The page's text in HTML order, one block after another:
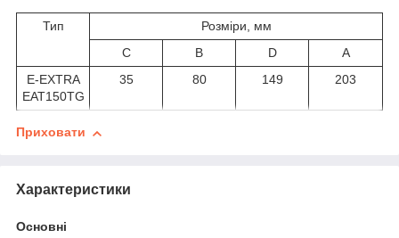
Тип
Розміри, мм
C
B D
A
E-EXTRA
EAT150TG
35 80 149 203
Приховати
Характеристики
Основні